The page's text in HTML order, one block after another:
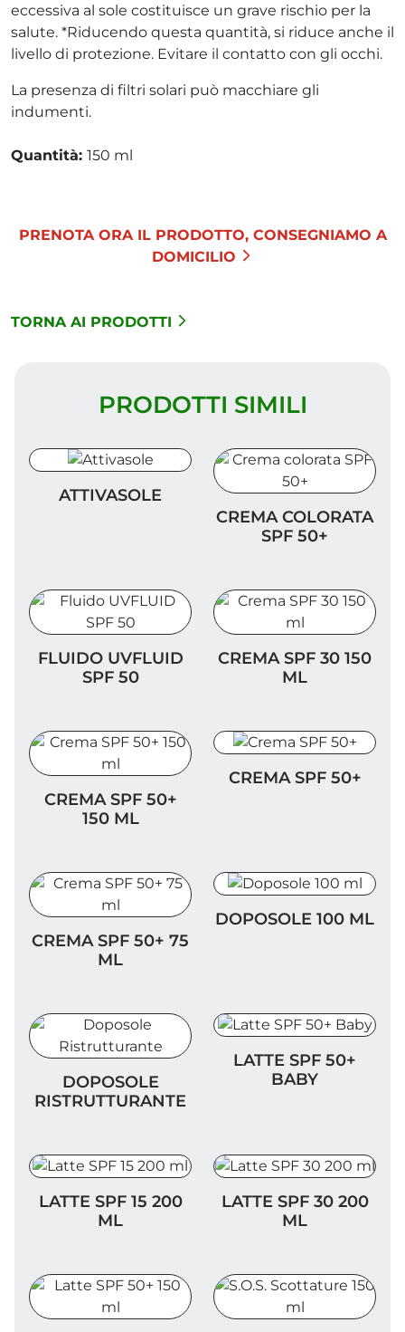
eccessiva al sole costituisce un grave rischio per la
salute. *Riducendo questa quantità, si riduce anche il
livello di protezione. Evitare il contatto con gli occhi.
La presenza di filtri solari può macchiare gli
indumenti.
Quantità: 150 ml
PRENOTA ORA IL PRODOTTO, CONSEGNIAMO A
DOMICILIO
TORNA AI PRODOTTI
PRODOTTI SIMILI
ATTIVASOLE
CREMA COLORATA
SPF 50+
FLUIDO UVFLUID
SPF 50
CREMA SPF 30 150
ML
CREMA SPF 50+
150 ML
CREMA SPF 50+
CREMA SPF 50+ 75
ML
DOPOSOLE 100 ML
DOPOSOLE
RISTRUTTURANTE
LATTE SPF 50+
BABY
LATTE SPF 15 200
ML
LATTE SPF 30 200
ML